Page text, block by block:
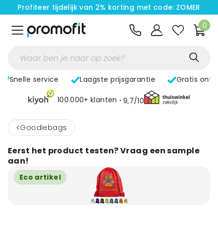
Profiteer tijdelijk van 2% korting met code: ZOMER
0
Snelle service Laagste prijsgarantie Gratis
100.000+ klanten 9,7/10
< Goodiebags
Eerst het product testen? Vraag een sample
aan!
Eco artikel